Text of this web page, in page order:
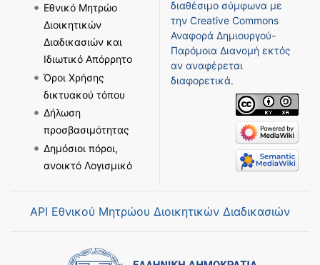
Εθνικό Μητρώο
Διοικητικών
Διαδικασιών και
Ιδιωτικό Απόρρητο
Όροι Χρήσης
δικτυακού τόπου
Δήλωση
προσβασιμότητας
Δημόσιοι πόροι,
ανοικτό Λογισμικό
διαθέσιμο σύμφωνα με
την Creative Commons
Αναφορά Δημιουργού-
Παρόμοια Διανομή εκτός
αν αναφέρεται
διαφορετικά.
API Εθνικού Μητρώου Διοικητικών Διαδικασιών